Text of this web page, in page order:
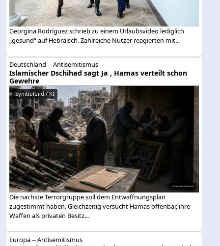
Georgina Rodríguez schrieb zu einem Urlaubsvideo lediglich
„gesund“ auf Hebräisch. Zahlreiche Nutzer reagierten mit...
Deutschland -- Antisemitismus
Islamischer Dschihad sagt Ja , Hamas verteilt schon
Gewehre
Symbolbild / KI
Die nächste Terrorgruppe soll dem Entwaffnungsplan
zugestimmt haben. Gleichzeitig versucht Hamas offenbar, ihre
Waffen als privaten Besitz...
Europa -- Antisemitismus